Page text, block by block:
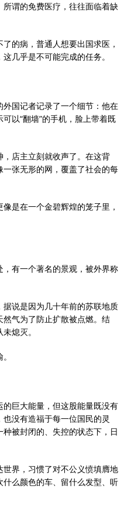
谓的免费医疗，往往面临着缺
的病，普通人想要出国求医，
几乎是不可能完成的任务。
国记者记录了一个细节：他在
以“翻墙”的手机，脸上带着既
店主立刻就收声了。在这背
张无形的网，覆盖了社会的每
是在一个金碧辉煌的笼子里，
有一个著名的景观，被外界称
说是因为几十年前的苏联地质
气为了防止扩散被点燃。结
熄灭。
巨大能量，但这股能量既没有
没有造福于每一位国民的灵
被封闭的、失控的状态下，日
界，习惯了对不公义愤填膺地
么颜色的车、留什么发型、听